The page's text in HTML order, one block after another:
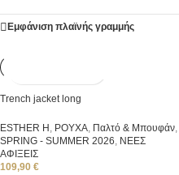
Εμφάνιση πλαϊνής γραμμής
Trench jacket long
ESTHER H , ΡΟΥΧΑ, Παλτό & Μπουφάν,
SPRING - SUMMER 2026, ΝΕΕΣ
ΑΦΙΞΕΙΣ
109,90 €